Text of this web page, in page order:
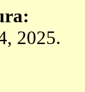
2025.